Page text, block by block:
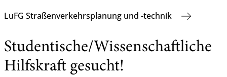
LuFG Straßenverkehrsplanung und -technik
Studentische/Wissenschaftliche
Hilfskraft gesucht!